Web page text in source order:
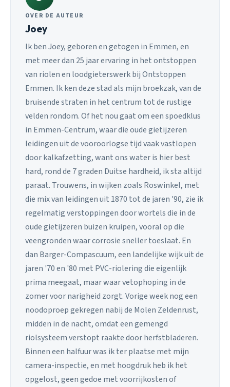
OVER DE AUTEUR
Joey
Ik ben Joey, geboren en getogen in Emmen, en
met meer dan 25 jaar ervaring in het ontstoppen
van riolen en loodgieterswerk bij Ontstoppen
Emmen. Ik ken deze stad als mijn broekzak, van de
bruisende straten in het centrum tot de rustige
velden rondom. Of het nou gaat om een spoedklus
in Emmen-Centrum, waar die oude gietijzeren
leidingen uit de vooroorlogse tijd vaak vastlopen
door kalkafzetting, want ons water is hier best
hard, rond de 7 graden Duitse hardheid, ik sta altijd
paraat. Trouwens, in wijken zoals Roswinkel, met
die mix van leidingen uit 1870 tot de jaren '90, zie ik
regelmatig verstoppingen door wortels die in de
oude gietijzeren buizen kruipen, vooral op die
veengronden waar corrosie sneller toeslaat. En
dan Barger-Compascuum, een landelijke wijk uit de
jaren '70 en '80 met PVC-riolering die eigenlijk
prima meegaat, maar waar vetophoping in de
zomer voor narigheid zorgt. Vorige week nog een
noodoproep gekregen nabij de Molen Zeldenrust,
midden in de nacht, omdat een gemengd
riolsysteem verstopt raakte door herfstbladeren.
Binnen een halfuur was ik ter plaatse met mijn
camera-inspectie, en met hoogdruk heb ik het
opgelost, geen gedoe met voorrijkosten of